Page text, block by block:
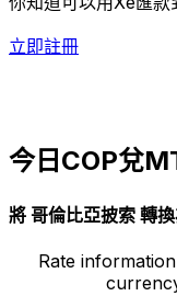
立即註冊
今日COP兌
將 哥倫比亞披索 轉
Rate